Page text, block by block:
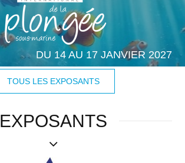
DU 14 AU 17 JANVIER 2027
TOUS LES EXPOSANTS
EXPOSANTS